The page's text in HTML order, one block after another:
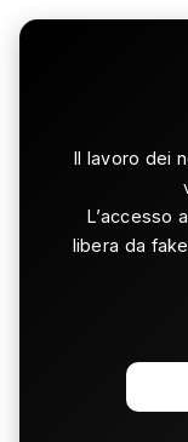
Il lavoro dei
L’accesso
libera da